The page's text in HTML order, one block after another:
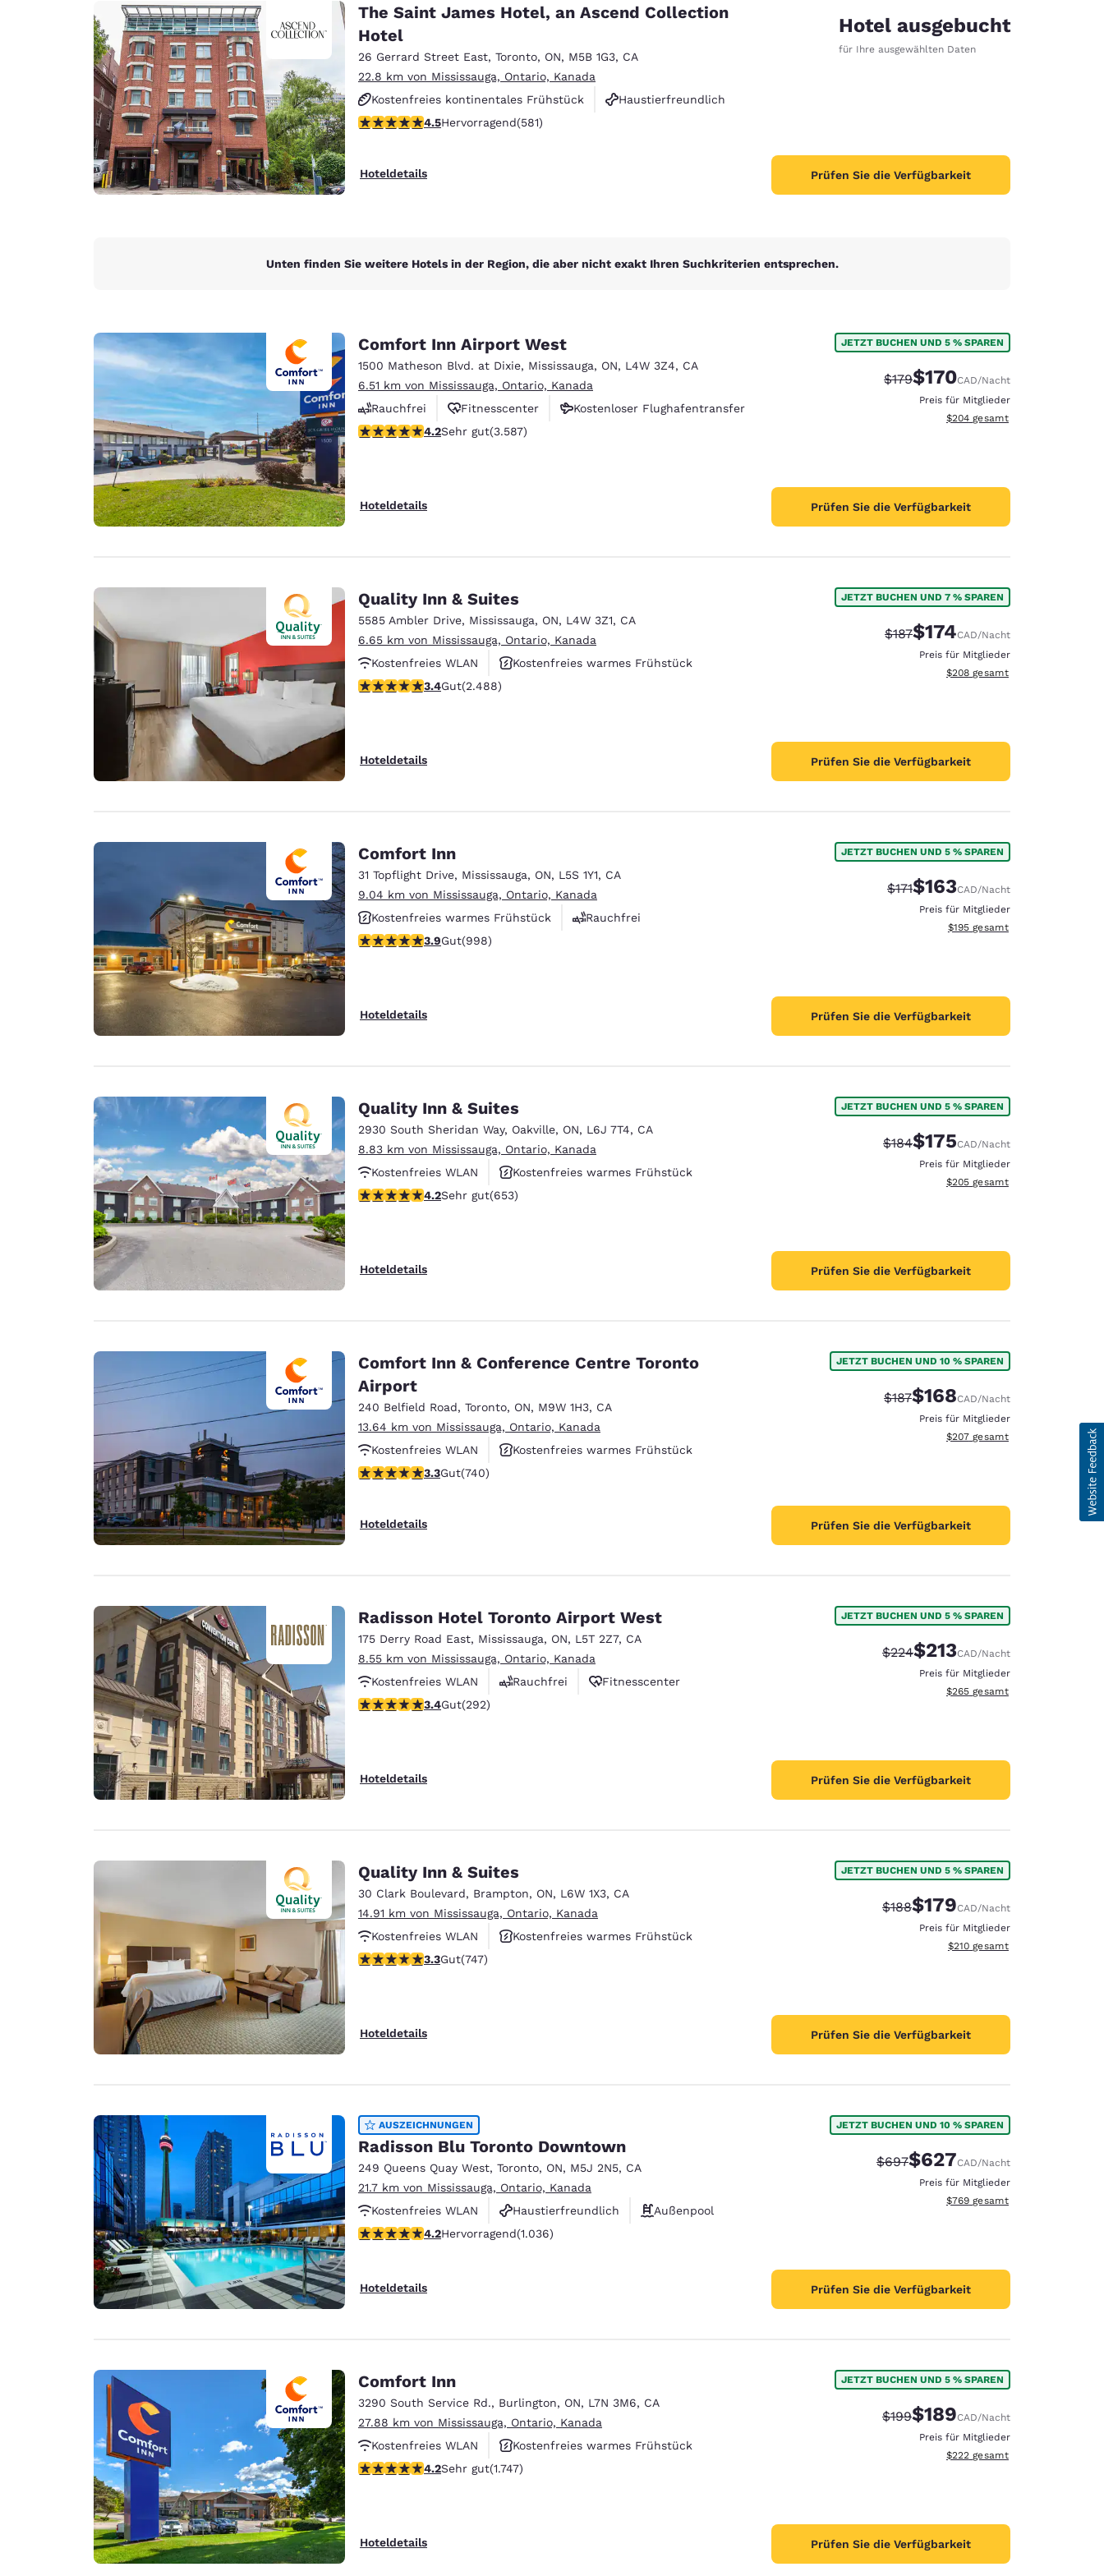
Français Español English
Deutschland
Deutsch
Germany
English Español
Spain
English
France
Ireland
The Saint James Hotel, an Ascend Collection
Hotel
26 Gerrard Street East, Toronto, ON, M5B 1G3, CA
22.8 km von Mississauga, Ontario, Kanada
Kostenfreies kontinentales Frühstück
Haustierfreundlich
Rauchfrei
4.55-Sterne-Bewertung. Hervorragend. 581 Bewertungen
4.5Hervorragend(581)
Hoteldetails
Hotel ausgebucht
für Ihre ausgewählten Daten
Prüfen Sie die Verfügbarkeit
Unten finden Sie weitere Hotels in der Region, die aber nicht exakt Ihren Suchkriterien entsprechen.
Comfort Inn Airport West
1500 Matheson Blvd. at Dixie, Mississauga, ON, L4W 3Z4, CA
6.51 km von Mississauga, Ontario, Kanada
Rauchfrei
Fitnesscenter
Kostenloser Flughafentransfer
4.17-Sterne-Bewertung. Sehr gut. 3587 Bewertungen
4.2Sehr gut(3.587)
Hoteldetails
JETZT BUCHEN UND 5 % SPAREN
Durchgestrichener Preis:
$179Vergünstigter Preis:
$170CAD/Nacht
Preis für Mitglieder
Geschätzte Gesamtdetails
$204 gesamt
Prüfen Sie die Verfügbarkeit
Quality Inn & Suites
5585 Ambler Drive, Mississauga, ON, L4W 3Z1, CA
6.65 km von Mississauga, Ontario, Kanada
Kostenfreies WLAN
Kostenfreies warmes Frühstück
Rauchfrei
3.41-Sterne-Bewertung. Gut. 2488 Bewertungen
3.4Gut(2.488)
Hoteldetails
JETZT BUCHEN UND 7 % SPAREN
Durchgestrichener Preis:
$187Vergünstigter Preis:
$174CAD/Nacht
Preis für Mitglieder
Geschätzte Gesamtdetails
$208 gesamt
Prüfen Sie die Verfügbarkeit
Comfort Inn
31 Topflight Drive, Mississauga, ON, L5S 1Y1, CA
9.04 km von Mississauga, Ontario, Kanada
Kostenfreies warmes Frühstück
Rauchfrei
Fitnesscenter
3.87-Sterne-Bewertung. Gut. 998 Bewertungen
3.9Gut(998)
Hoteldetails
JETZT BUCHEN UND 5 % SPAREN
Durchgestrichener Preis:
$171Vergünstigter Preis:
$163CAD/Nacht
Preis für Mitglieder
Geschätzte Gesamtdetails
$195 gesamt
Prüfen Sie die Verfügbarkeit
Quality Inn & Suites
2930 South Sheridan Way, Oakville, ON, L6J 7T4, CA
8.83 km von Mississauga, Ontario, Kanada
Kostenfreies WLAN
Kostenfreies warmes Frühstück
Rauchfrei
4.15-Sterne-Bewertung. Sehr gut. 653 Bewertungen
4.2Sehr gut(653)
Hoteldetails
JETZT BUCHEN UND 5 % SPAREN
Durchgestrichener Preis:
$184Vergünstigter Preis:
$175CAD/Nacht
Preis für Mitglieder
Geschätzte Gesamtdetails
$205 gesamt
Prüfen Sie die Verfügbarkeit
Comfort Inn & Conference Centre Toronto
Airport
240 Belfield Road, Toronto, ON, M9W 1H3, CA
13.64 km von Mississauga, Ontario, Kanada
Kostenfreies WLAN
Kostenfreies warmes Frühstück
Rauchfrei
3.29-Sterne-Bewertung. Gut. 740 Bewertungen
3.3Gut(740)
Hoteldetails
JETZT BUCHEN UND 10 % SPAREN
Durchgestrichener Preis:
$187Vergünstigter Preis:
$168CAD/Nacht
Preis für Mitglieder
Geschätzte Gesamtdetails
$207 gesamt
Prüfen Sie die Verfügbarkeit
Radisson Hotel Toronto Airport West
175 Derry Road East, Mississauga, ON, L5T 2Z7, CA
8.55 km von Mississauga, Ontario, Kanada
Kostenfreies WLAN
Rauchfrei
Fitnesscenter
3.4-Sterne-Bewertung. Gut. 292 Bewertungen
3.4Gut(292)
Hoteldetails
JETZT BUCHEN UND 5 % SPAREN
Durchgestrichener Preis:
$224Vergünstigter Preis:
$213CAD/Nacht
Preis für Mitglieder
Geschätzte Gesamtdetails
$265 gesamt
Prüfen Sie die Verfügbarkeit
Quality Inn & Suites
30 Clark Boulevard, Brampton, ON, L6W 1X3, CA
14.91 km von Mississauga, Ontario, Kanada
Kostenfreies WLAN
Kostenfreies warmes Frühstück
Rauchfrei
3.25-Sterne-Bewertung. Gut. 747 Bewertungen
3.3Gut(747)
Hoteldetails
JETZT BUCHEN UND 5 % SPAREN
Durchgestrichener Preis:
$188Vergünstigter Preis:
$179CAD/Nacht
Preis für Mitglieder
Geschätzte Gesamtdetails
$210 gesamt
Prüfen Sie die Verfügbarkeit
AUSZEICHNUNGEN
Radisson Blu Toronto Downtown
249 Queens Quay West, Toronto, ON, M5J 2N5, CA
21.7 km von Mississauga, Ontario, Kanada
Kostenfreies WLAN
Haustierfreundlich
Außenpool
4.21-Sterne-Bewertung. Hervorragend. 1036 Bewertungen
4.2Hervorragend(1.036)
Hoteldetails
JETZT BUCHEN UND 10 % SPAREN
Durchgestrichener Preis:
$697Vergünstigter Preis:
$627CAD/Nacht
Preis für Mitglieder
Geschätzte Gesamtdetails
$769 gesamt
Prüfen Sie die Verfügbarkeit
Comfort Inn
3290 South Service Rd., Burlington, ON, L7N 3M6, CA
27.88 km von Mississauga, Ontario, Kanada
Kostenfreies WLAN
Kostenfreies warmes Frühstück
Haustierfreundlich
4.15-Sterne-Bewertung. Sehr gut. 1747 Bewertungen
4.2Sehr gut(1.747)
Hoteldetails
JETZT BUCHEN UND 5 % SPAREN
Durchgestrichener Preis:
$199Vergünstigter Preis:
$189CAD/Nacht
Preis für Mitglieder
Geschätzte Gesamtdetails
$222 gesamt
Prüfen Sie die Verfügbarkeit